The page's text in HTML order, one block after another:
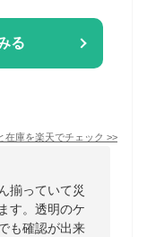
る
在庫を楽天でチェック >>
揃っていて災
す。透明のケ
も確認が出来